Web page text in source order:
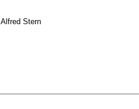
Alfred Stern